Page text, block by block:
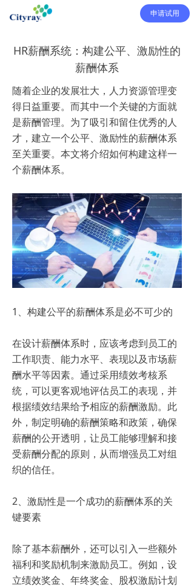
申请试用
HR薪酬系统：构建公平、激励性的
薪酬体系
随着企业的发展壮大，人力资源管理变
得日益重要。而其中一个关键的方面就
是薪酬管理。为了吸引和留住优秀的人
才，建立一个公平、激励性的薪酬体系
至关重要。本文将介绍如何构建这样一
个薪酬体系。
1、构建公平的薪酬体系是必不可少的
在设计薪酬体系时，应该考虑到员工的
工作职责、能力水平、表现以及市场薪
酬水平等因素。通过采用绩效考核系
统，可以更客观地评估员工的表现，并
根据绩效结果给予相应的薪酬激励。此
外，制定明确的薪酬策略和政策，确保
薪酬的公开透明，让员工能够理解和接
受薪酬分配的原则，从而增强员工对组
织的信任。
2、激励性是一个成功的薪酬体系的关
键要素
除了基本薪酬外，还可以引入一些额外
福利和奖励机制来激励员工。例如，设
立绩效奖金、年终奖金、股权激励计划